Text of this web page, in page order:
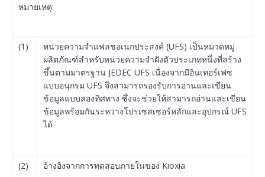
หมายเหตุ:
(1)
หน่วยความจำแฟลชอเนกประสงค์ (UFS) เป็นหมวดหมู่
ผลิตภัณฑ์สำหรับหน่วยความจำฝังตัวประเภทหนึ่งที่สร้าง
ขึ้นตามมาตรฐาน JEDEC UFS เนื่องจากมีอินเทอร์เฟซ
แบบอนุกรม UFS จึงสามารถรองรับการอ่านและเขียน
ข้อมูลแบบสองทิศทาง ซึ่งจะช่วยให้สามารถอ่านและเขียน
ข้อมูลพร้อมกันระหว่างโปรเซสเซอร์หลักและอุปกรณ์ UFS
ได้
(2) อ้างอิงจากการทดสอบภายในของ Kioxia